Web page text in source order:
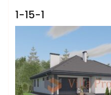
1-15-1